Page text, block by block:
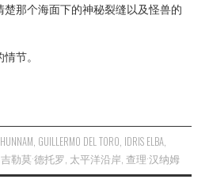
那个海面下的神秘裂缝以及怪兽的
节。
, GUILLERMO DEL TORO, IDRIS ELBA,
吉勒莫·德托罗, 太平洋沿岸,查理·汉纳姆